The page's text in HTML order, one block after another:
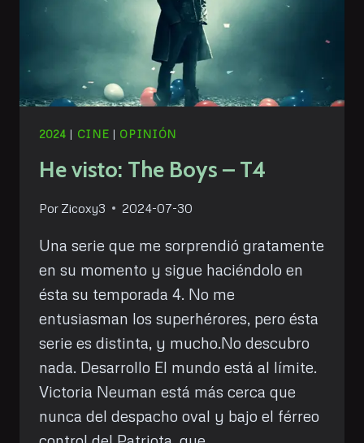
2024 | CINE | OPINIÓN
He visto: The Boys – T4
Por Zicoxy3 2024-07-30
Una serie que me sorprendió gratamente
en su momento y sigue haciéndolo en
ésta su temporada 4. No me
entusiasman los superhérores, pero ésta
serie es distinta, y mucho.No descubro
nada. Desarrollo El mundo está al límite.
Victoria Neuman está más cerca que
nunca del despacho oval y bajo el férreo